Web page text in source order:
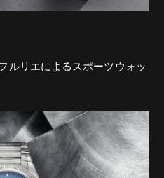
ルリエによるスポーツウォッ